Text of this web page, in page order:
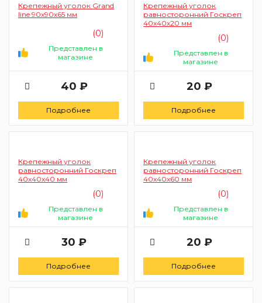
Крепежный уголок Grand
line 90х90х65 мм
(0)
Представлен в
магазине
40 ₽
Подробнее
Крепежный уголок
равносторонний Госкреп
40х40х20 мм
(0)
Представлен в
магазине
20 ₽
Подробнее
Крепежный уголок
равносторонний Госкреп
40х40х40 мм
(0)
Представлен в
магазине
30 ₽
Подробнее
Крепежный уголок
равносторонний Госкреп
40х40х60 мм
(0)
Представлен в
магазине
20 ₽
Подробнее